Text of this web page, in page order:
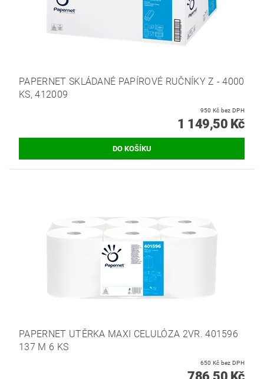
PAPERNET SKLÁDANÉ PAPÍROVÉ RUČNÍKY Z - 4000
KS, 412009
950 Kč bez DPH
1 149,50 Kč
PAPERNET UTĚRKA MAXI CELULÓZA 2VR. 401596
137 M 6 KS
650 Kč bez DPH